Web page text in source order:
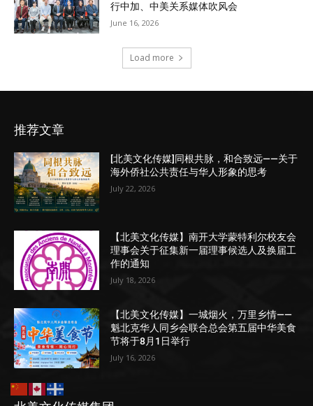
行中加、中美关系媒体吹风会
June 16, 2026
Load more
推荐文章
[北美文化传媒]同根共脉，和合致远——关于
海外侨社公共责任与华人形象的思考
July 22, 2026
【北美文化传媒】南开大学蒙特利尔校友会
理事会关于征集新一届理事候选人及换届工
作的通知
July 18, 2026
【北美文化传媒】一城烟火，万里乡情——
魁北克华人同乡会联合总会第五届中华美食
节将于8月1日举行
July 16, 2026